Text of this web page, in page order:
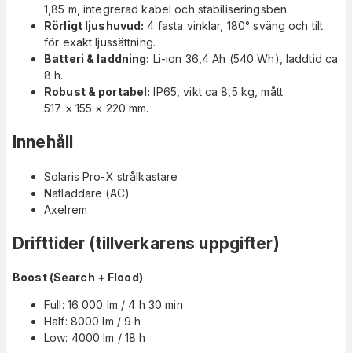
1,85 m, integrerad kabel och stabiliseringsben.
Rörligt ljushuvud: 4 fasta vinklar, 180° sväng och tilt
för exakt ljussättning.
Batteri & laddning: Li-ion 36,4 Ah (540 Wh), laddtid ca
8 h.
Robust & portabel: IP65, vikt ca 8,5 kg, mått
517 × 155 × 220 mm.
Innehåll
Solaris Pro-X strålkastare
Nätladdare (AC)
Axelrem
Drifttider (tillverkarens uppgifter)
Boost (Search + Flood)
Full: 16 000 lm / 4 h 30 min
Half: 8000 lm / 9 h
Low: 4000 lm / 18 h